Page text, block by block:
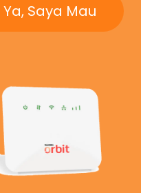
Ya, Saya Mau